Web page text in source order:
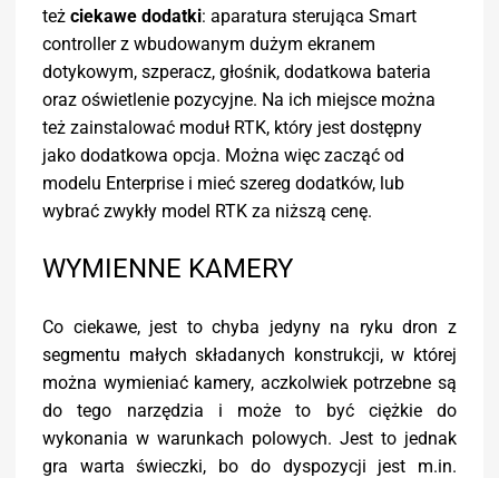
też ciekawe dodatki: aparatura sterująca Smart
controller z wbudowanym dużym ekranem
dotykowym, szperacz, głośnik, dodatkowa bateria
oraz oświetlenie pozycyjne. Na ich miejsce można
też zainstalować moduł RTK, który jest dostępny
jako dodatkowa opcja. Można więc zacząć od
modelu Enterprise i mieć szereg dodatków, lub
wybrać zwykły model RTK za niższą cenę.
WYMIENNE KAMERY
Co ciekawe, jest to chyba jedyny na ryku dron z
segmentu małych składanych konstrukcji, w której
można wymieniać kamery, aczkolwiek potrzebne są
do tego narzędzia i może to być ciężkie do
wykonania w warunkach polowych. Jest to jednak
gra warta świeczki, bo do dyspozycji jest m.in.